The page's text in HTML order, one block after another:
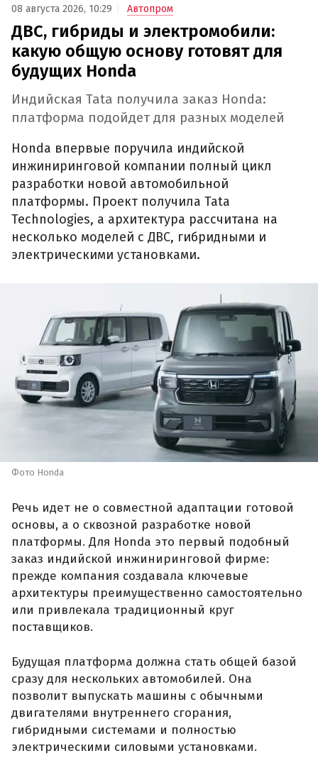
08 августа 2026, 10:29 Автопром
ДВС, гибриды и электромобили:
какую общую основу готовят для
будущих Honda
Индийская Tata получила заказ Honda:
платформа подойдет для разных моделей
Honda впервые поручила индийской
инжиниринговой компании полный цикл
разработки новой автомобильной
платформы. Проект получила Tata
Technologies, а архитектура рассчитана на
несколько моделей с ДВС, гибридными и
электрическими установками.
Фото Honda
Речь идет не о совместной адаптации готовой
основы, а о сквозной разработке новой
платформы. Для Honda это первый подобный
заказ индийской инжиниринговой фирме:
прежде компания создавала ключевые
архитектуры преимущественно самостоятельно
или привлекала традиционный круг
поставщиков.
Будущая платформа должна стать общей базой
сразу для нескольких автомобилей. Она
позволит выпускать машины с обычными
двигателями внутреннего сгорания,
гибридными системами и полностью
электрическими силовыми установками.